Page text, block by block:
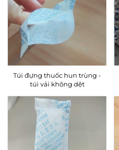
Túi đựng thuốc hun trùng -
túi vải không dệt